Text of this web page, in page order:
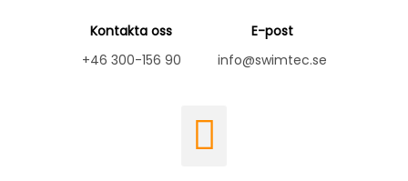
Kontakta oss
+46 300-156 90
E-post
info@swimtec.se